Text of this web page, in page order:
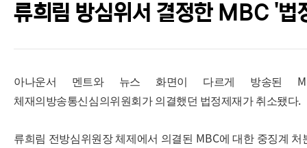
류희림 방심위서 결정한 MBC '법
아나운서 멘트와 뉴스 화면이 다르게 방송된
체재의방송통신심의위원회가 의결했던 법정제재가 취소됐다.
류희림 전방심위원장 체제에서 의결된 MBC에 대한 중징계 처